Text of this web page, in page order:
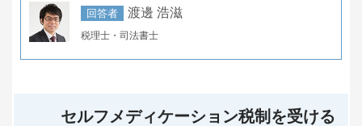
回答者 渡邊 浩滋
税理士・司法書士
セルフメディケーション税制を受ける